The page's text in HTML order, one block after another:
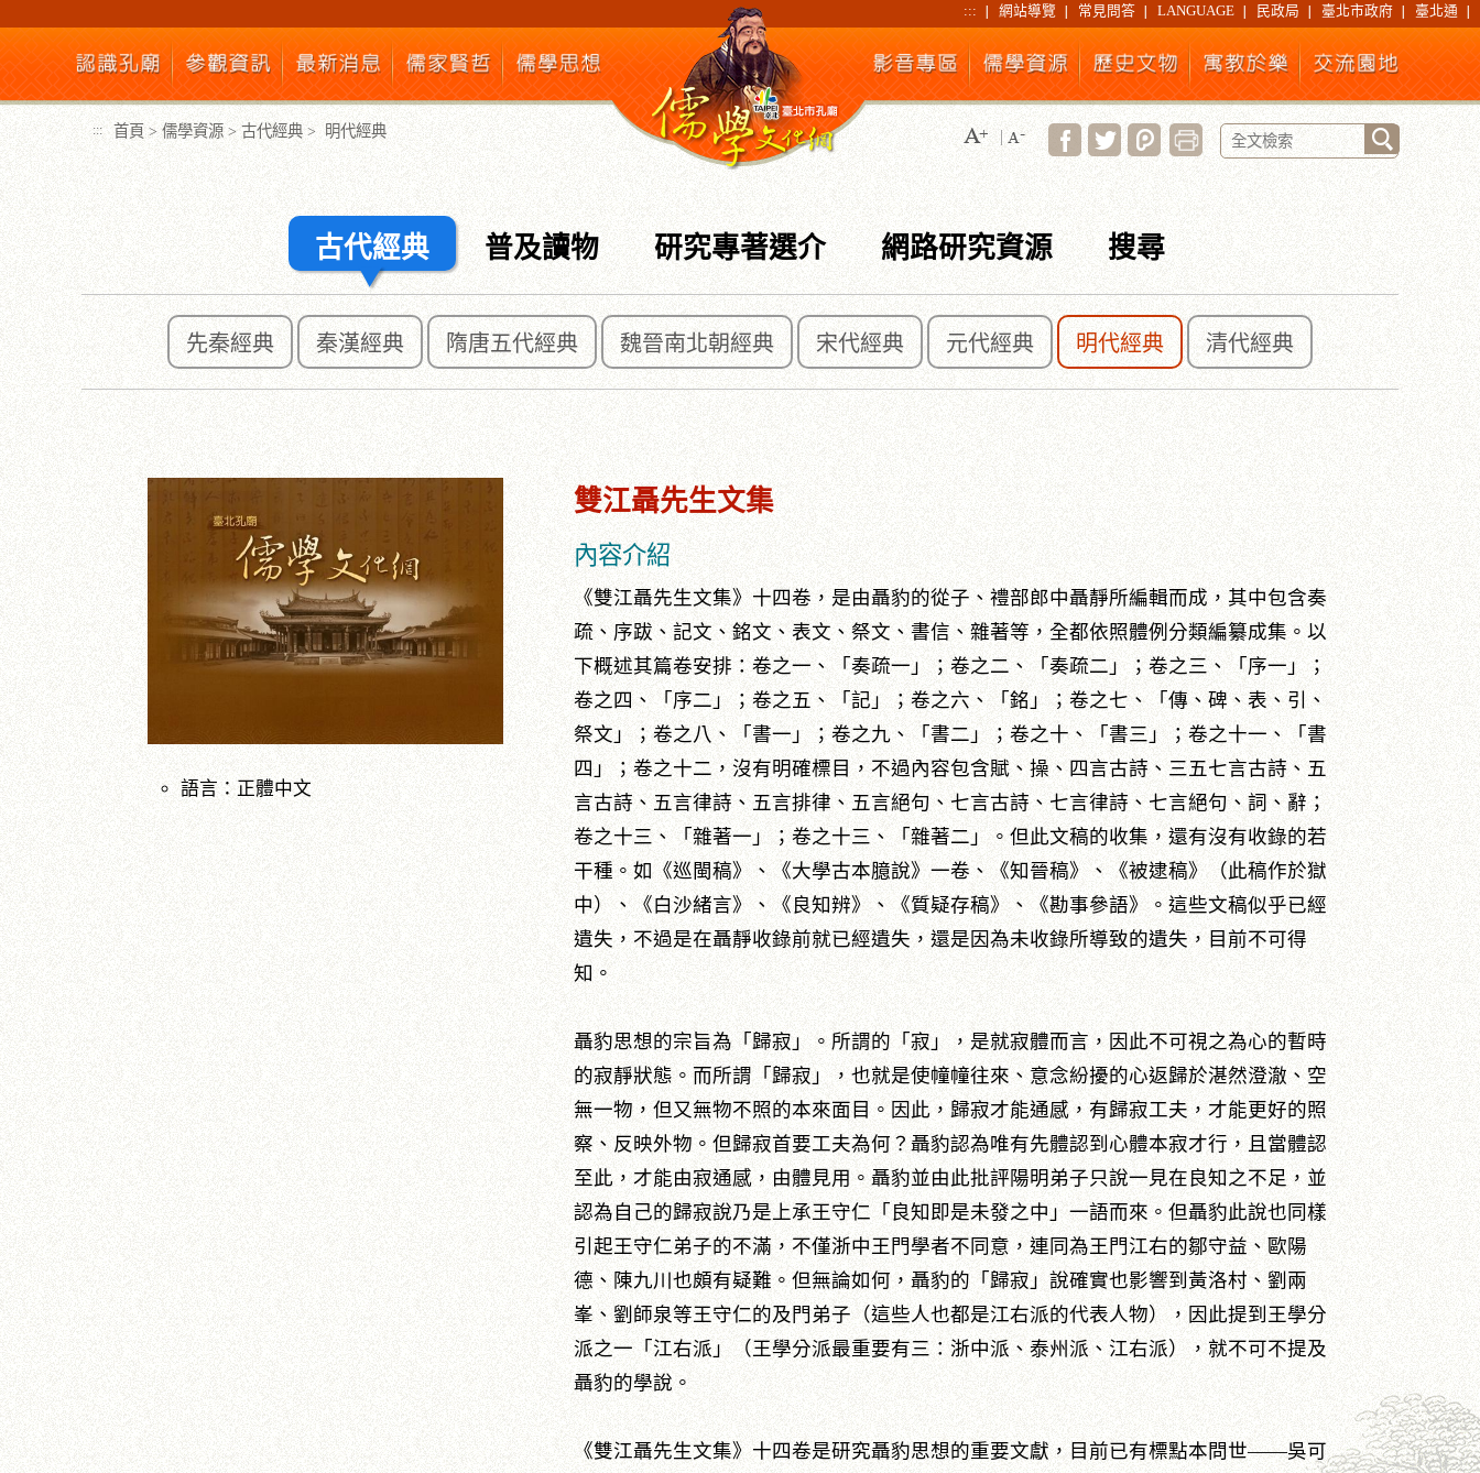
主
要
內
容
區
塊
::: 網站導覽 常見問答 LANGUAGE 民政局 臺北市政府 臺北通
::: 首頁 > 儒學資源 > 古代經典 > 明代經典
古代經典 普及讀物 研究專著選介 網路研究資源 搜尋
先秦經典 秦漢經典 隋唐五代經典 魏晉南北朝經典 宋代經典 元代經典 明代經典 清代經典
:::
語言：正體中文
雙江聶先生文集
內容介紹
《雙江聶先生文集》十四卷，是由聶豹的從子、禮部郎中聶靜所編輯而成，其中包含奏
疏、序跋、記文、銘文、表文、祭文、書信、雜著等，全都依照體例分類編纂成集。以
下概述其篇卷安排：卷之一、「奏疏一」；卷之二、「奏疏二」；卷之三、「序一」；
卷之四、「序二」；卷之五、「記」；卷之六、「銘」；卷之七、「傳、碑、表、引、
祭文」；卷之八、「書一」；卷之九、「書二」；卷之十、「書三」；卷之十一、「書
四」；卷之十二，沒有明確標目，不過內容包含賦、操、四言古詩、三五七言古詩、五
言古詩、五言律詩、五言排律、五言絕句、七言古詩、七言律詩、七言絕句、詞、辭；
卷之十三、「雜著一」；卷之十三、「雜著二」。但此文稿的收集，還有沒有收錄的若
干種。如《巡閩稿》、《大學古本臆說》一卷、《知晉稿》、《被逮稿》（此稿作於獄
中）、《白沙緒言》、《良知辨》、《質疑存稿》、《勘事參語》。這些文稿似乎已經
遺失，不過是在聶靜收錄前就已經遺失，還是因為未收錄所導致的遺失，目前不可得
知。
聶豹思想的宗旨為「歸寂」。所謂的「寂」，是就寂體而言，因此不可視之為心的暫時
的寂靜狀態。而所謂「歸寂」，也就是使幢幢往來、意念紛擾的心返歸於湛然澄澈、空
無一物，但又無物不照的本來面目。因此，歸寂才能通感，有歸寂工夫，才能更好的照
察、反映外物。但歸寂首要工夫為何？聶豹認為唯有先體認到心體本寂才行，且當體認
至此，才能由寂通感，由體見用。聶豹並由此批評陽明弟子只說一見在良知之不足，並
認為自己的歸寂說乃是上承王守仁「良知即是未發之中」一語而來。但聶豹此說也同樣
引起王守仁弟子的不滿，不僅浙中王門學者不同意，連同為王門江右的鄒守益、歐陽
德、陳九川也頗有疑難。但無論如何，聶豹的「歸寂」說確實也影響到黃洛村、劉兩
峯、劉師泉等王守仁的及門弟子（這些人也都是江右派的代表人物），因此提到王學分
派之一「江右派」（王學分派最重要有三：浙中派、泰州派、江右派），就不可不提及
聶豹的學說。
《雙江聶先生文集》十四卷是研究聶豹思想的重要文獻，目前已有標點本問世——吳可